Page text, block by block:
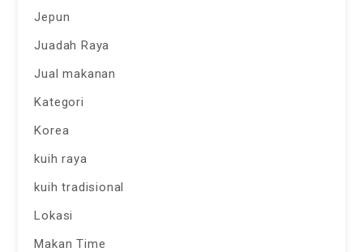
Jepun
Juadah Raya
Jual makanan
Kategori
Korea
kuih raya
kuih tradisional
Lokasi
Makan Time